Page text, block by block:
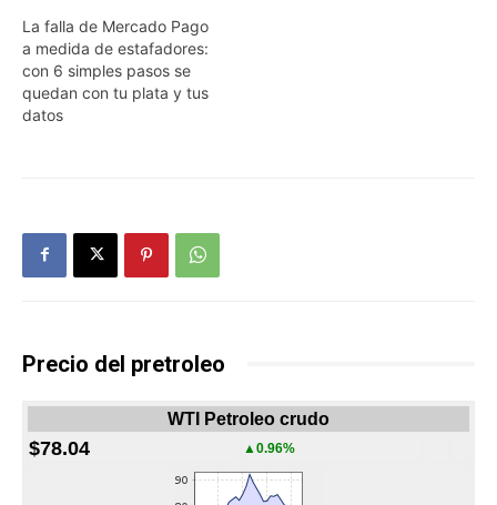
La falla de Mercado Pago
a medida de estafadores:
con 6 simples pasos se
quedan con tu plata y tus
datos
Precio del pretroleo
WTI Petroleo crudo
$78.04 ▲0.96%